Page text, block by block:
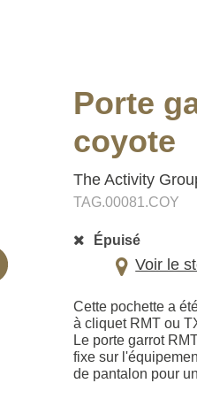
Porte
coyote
The Activity
TAG.00081.COY
Épuisé
Voir le
Cette pochette a
à cliquet RMT ou
Le porte garrot
fixe sur
de pantalon pour